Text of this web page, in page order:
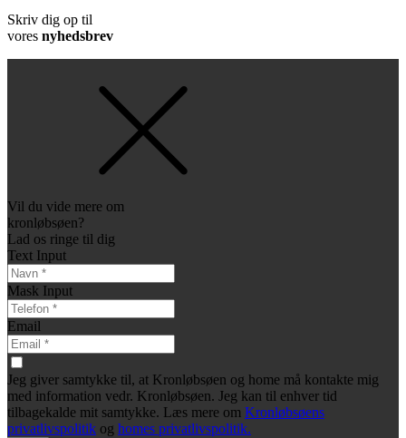
Skriv dig op til
vores nyhedsbrev
Vil du vide mere om
kronløbsøen?
Lad os ringe til dig
Text Input
Mask Input
Email
Jeg giver samtykke til, at Kronløbsøen og home må kontakte mig
med information vedr. Kronløbsøen. Jeg kan til enhver tid
tilbagekalde mit samtykke. Læs mere om Kronløbsøens
privatlivspolitik og homes privatlivspolitik.